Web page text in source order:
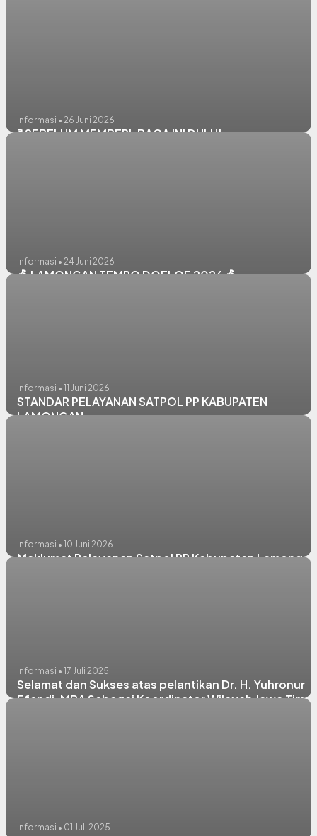
Informasi • 26 Juni 2026
🚦 SEBELUM MEMBERI, BACA INI DULU!
Informasi • 24 Juni 2026
🎪 LAMONGAN TEMPO DOELOE 2026 🎪
Informasi • 11 Juni 2026
STANDAR PELAYANAN SATPOL PP KABUPATEN
LAMONGAN
Informasi • 10 Juni 2026
Maklumat Pelayanan Satpol PP Kabupaten Lamongan
Informasi • 17 Juli 2025
Selamat dan Sukses atas pelantikan Dr. H. Yuhronur
Efendi, MBA Sebagai Koordinator Wilayah Jawa Timur
Informasi • 01 Juli 2025